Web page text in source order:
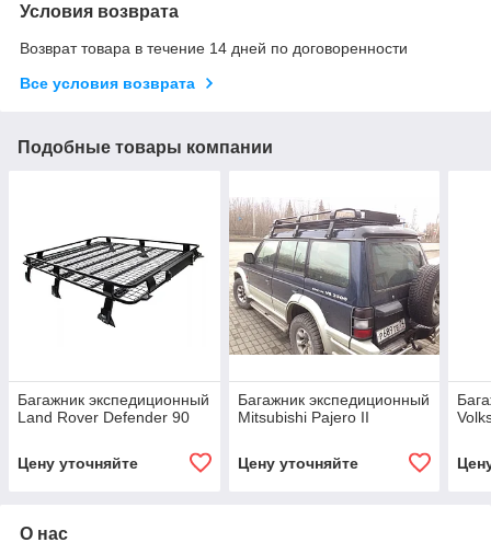
Условия возврата
Возврат товара в течение 14 дней по договоренности
Все условия возврата
Подобные товары компании
Багажник экспедиционный
Land Rover Defender 90
Цену уточняйте
Багажник экспедиционный
Mitsubishi Pajero II
Цену уточняйте
О нас